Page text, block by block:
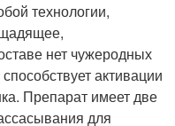
технологии,
нет чужеродных
активации
Препарат имеет две
для